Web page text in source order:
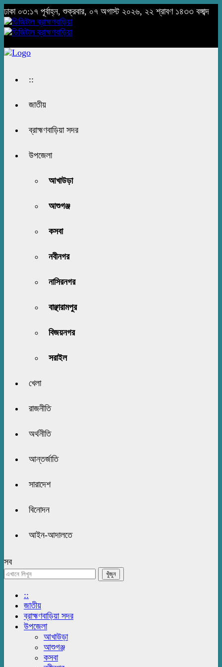
ঢাকা ০৩:১৭ পূর্বাহ্ন, শুক্রবার, ০৭ অগাস্ট ২০২৬, ২২ শ্রাবণ ১৪৩৩ বঙ্গাব্দ
::
জাতীয়
ব্রাহ্মণবাড়িয়া সদর
উপজেলা
আখাউড়া
আশুগঞ্জ
কসবা
নবীনগর
নাসিরনগর
বাঞ্ছারামপুর
বিজয়নগর
সরাইল
খেলা
রাজনীতি
অর্থনীতি
আন্তর্জাতি
সারাদেশ
বিনোদন
আইন-আদালতে
সব
::
জাতীয়
ব্রাহ্মণবাড়িয়া সদর
উপজেলা
আখাউড়া
আশুগঞ্জ
কসবা